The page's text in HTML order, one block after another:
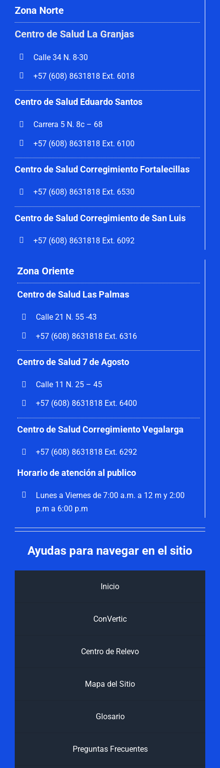
Zona Norte
Centro de Salud La Granjas
Calle 34 N. 8-30
+57 (608) 8631818 Ext. 6018
Centro de Salud Eduardo Santos
Carrera 5 N. 8c – 68
+57 (608) 8631818 Ext. 6100
Centro de Salud Corregimiento Fortalecillas
+57 (608) 8631818 Ext. 6530
Centro de Salud Corregimiento de San Luis
+57 (608) 8631818 Ext. 6092
Zona Oriente
Centro de Salud Las Palmas
Calle 21 N. 55 -43
+57 (608) 8631818 Ext. 6316
Centro de Salud 7 de Agosto
Calle 11 N. 25 – 45
+57 (608) 8631818 Ext. 6400
Centro de Salud Corregimiento Vegalarga
+57 (608) 8631818 Ext. 6292
Horario de atención al publico
Lunes a Viernes de 7:00 a.m. a 12 m y 2:00
p.m a 6:00 p.m
Ayudas para navegar en el sitio
Inicio
ConVertic
Centro de Relevo
Mapa del Sitio
Glosario
Preguntas Frecuentes